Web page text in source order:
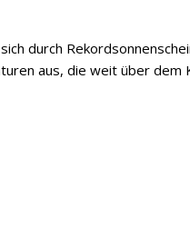
durch
aus, die weit über dem